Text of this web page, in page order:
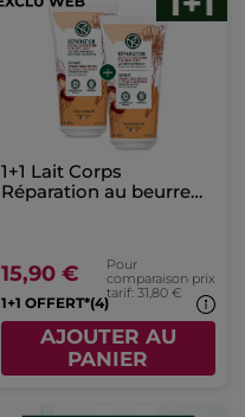
1+1 Lait Corps
Réparation au beurre
15,90 €
Pour
comparaison prix
tarif: 31,80 €
1+1 OFFERT*(4)
AJOUTER AU
PANIER